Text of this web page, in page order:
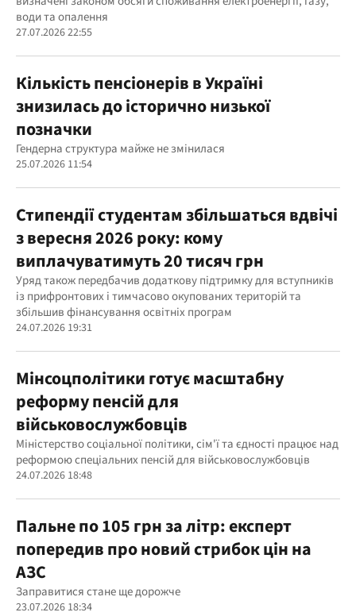
води та опалення
27.07.2026 22:55
Кількість пенсіонерів в Україні
знизилась до історично низької
позначки
Гендерна структура майже не змінилася
25.07.2026 11:54
Стипендії студентам збільшаться вдвічі
з вересня 2026 року: кому
виплачуватимуть 20 тисяч грн
Уряд також передбачив додаткову підтримку для вступників
із прифронтових і тимчасово окупованих територій та
збільшив фінансування освітніх програм
24.07.2026 19:31
Мінсоцполітики готує масштабну
реформу пенсій для
військовослужбовців
Міністерство соціальної політики, сім'ї та єдності працює над
реформою спеціальних пенсій для військовослужбовців
24.07.2026 18:48
Пальне по 105 грн за літр: експерт
попередив про новий стрибок цін на
АЗС
Заправитися стане ще дорожче
23.07.2026 18:34